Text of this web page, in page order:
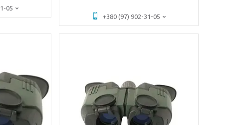
05
+380 (97) 902-31-05